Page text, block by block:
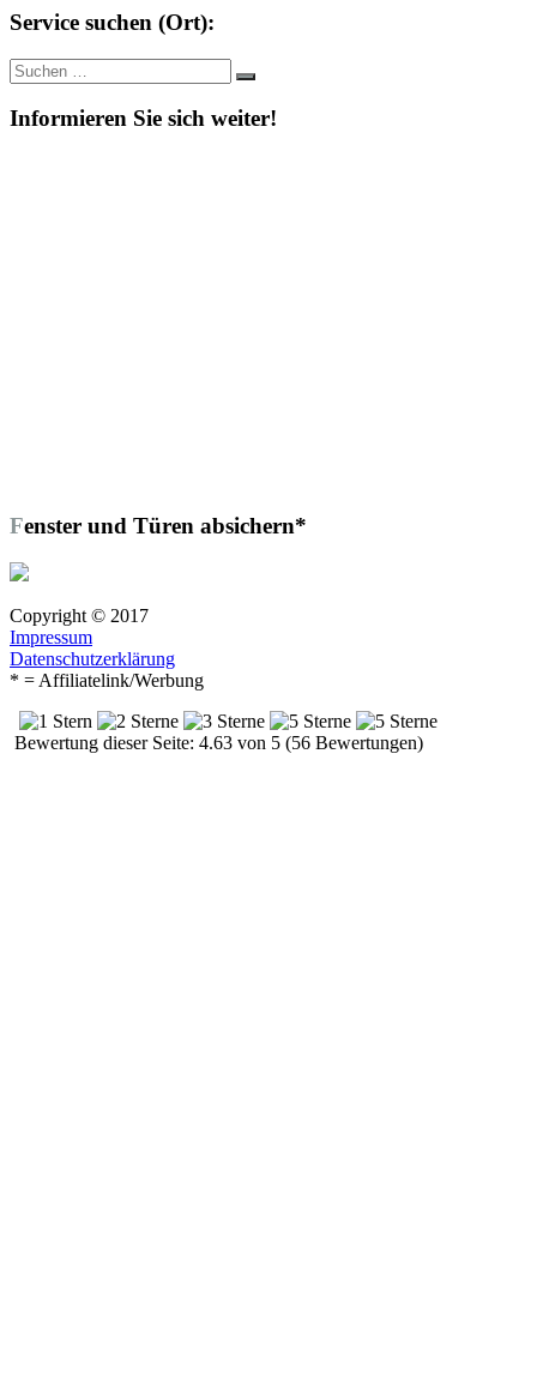
Service suchen (Ort):
Suche
nach:
Suchen
Informieren Sie sich weiter!
Fenster und Türen absichern*
Copyright © 2017
Impressum
Datenschutzerklärung
* = Affiliatelink/Werbung
Bewertung dieser Seite: 4.63 von 5 (56 Bewertungen)